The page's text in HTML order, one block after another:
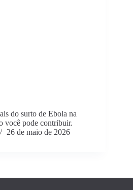
do surto de Ebola na
você pode contribuir.
26 de maio de 2026